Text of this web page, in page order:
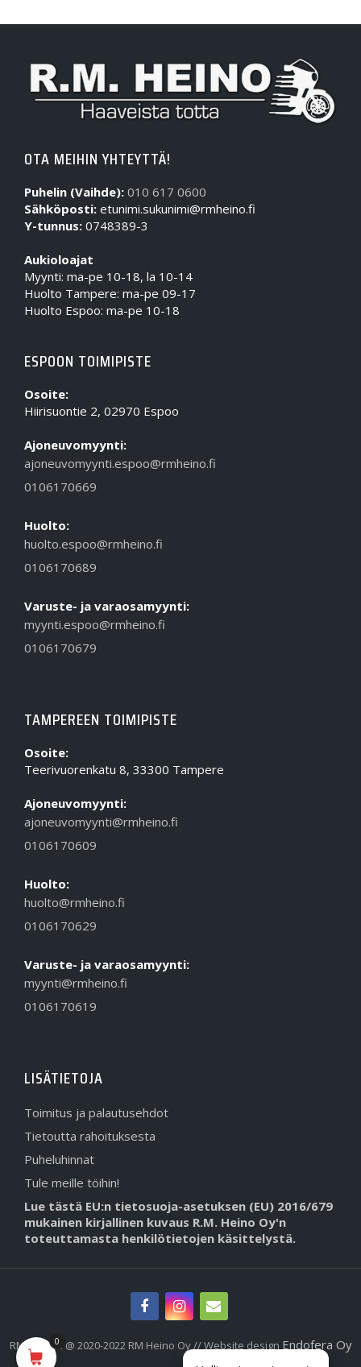
OTA MEIHIN YHTEYTTÄ!
Puhelin (Vaihde): 010 617 0600
Sähköposti: etunimi.sukunimi@rmheino.fi
Y-tunnus: 0748389-3
Aukioloajat
Myynti: ma-pe 10-18, la 10-14
Huolto Tampere: ma-pe 09-17
Huolto Espoo: ma-pe 10-18
ESPOON TOIMIPISTE
Osoite:
Hiirisuontie 2, 02970 Espoo
Ajoneuvomyynti:
ajoneuvomyynti.espoo@rmheino.fi
0106170669
Huolto:
huolto.espoo@rmheino.fi
0106170689
Varuste- ja varaosamyynti:
myynti.espoo@rmheino.fi
0106170679
TAMPEREEN TOIMIPISTE
Osoite:
Teerivuorenkatu 8, 33300 Tampere
Ajoneuvomyynti:
ajoneuvomyynti@rmheino.fi
0106170609
Huolto:
huolto@rmheino.fi
0106170629
Varuste- ja varaosamyynti:
myynti@rmheino.fi
0106170619
LISÄTIETOJA
Toimitus ja palautusehdot
Tietoutta rahoituksesta
Puheluhinnat
Tule meille töihin!
Lue tästä EU:n tietosuoja-asetuksen (EU) 2016/679
mukainen kirjallinen kuvaus R.M. Heino Oy'n
toteuttamasta henkilötietojen käsittelystä.
RMHeino.fi @ 2020-2022 RM Heino Oy // Website design Endofera Oy
0